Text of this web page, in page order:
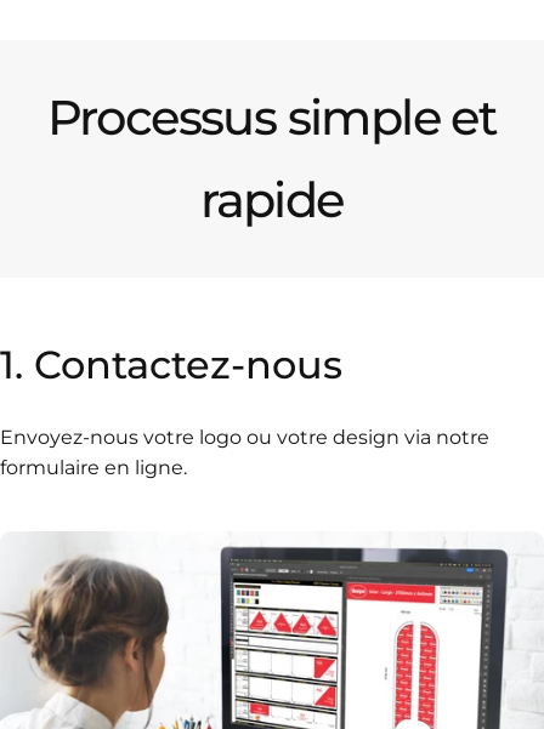
Processus simple et
rapide
1. Contactez-nous
Envoyez-nous votre logo ou votre design via notre
formulaire en ligne.